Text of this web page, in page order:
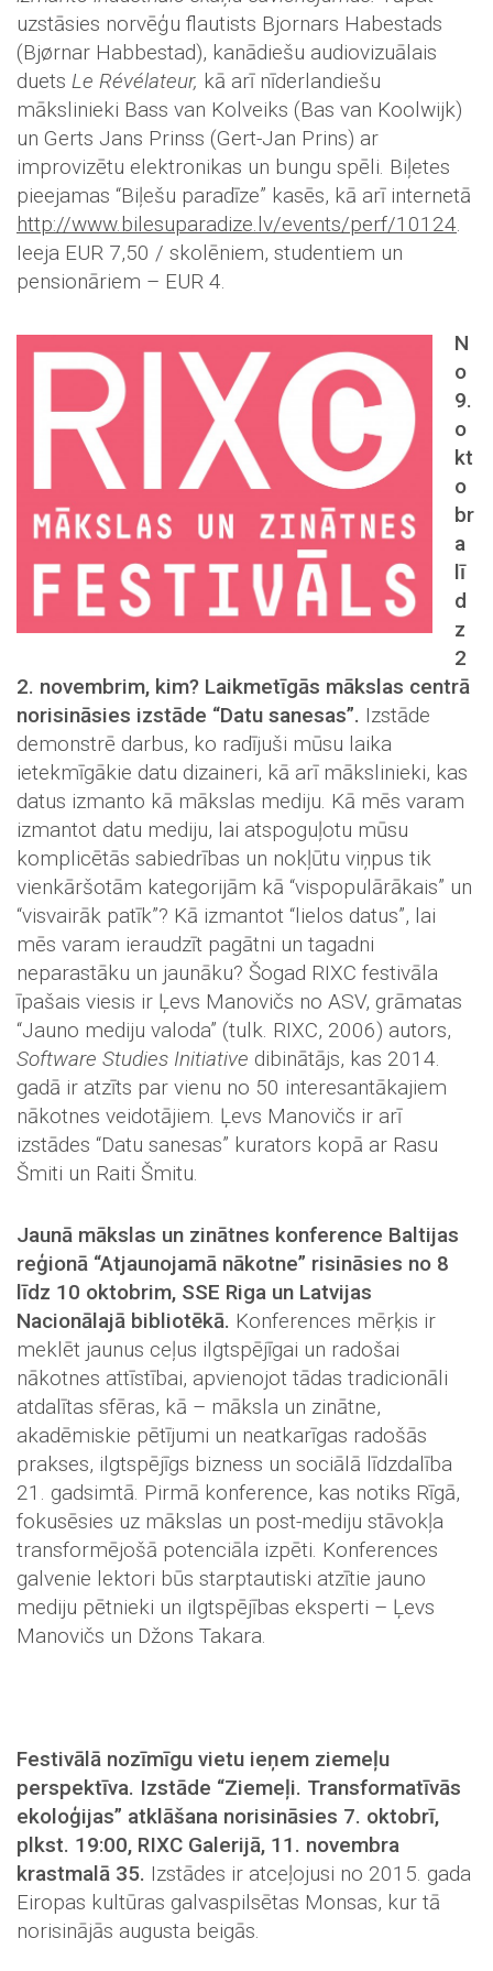
uzstāsies norvēģu flautists Bjornars Habestads
(Bjørnar Habbestad), kanādiešu audiovizuālais
duets Le Révélateur, kā arī nīderlandiešu
mākslinieki Bass van Kolveiks (Bas van Koolwijk)
un Gerts Jans Prinss (Gert-Jan Prins) ar
improvizētu elektronikas un bungu spēli. Biļetes
pieejamas “Biļešu paradīze” kasēs, kā arī internetā
http://www.bilesuparadize.lv/events/perf/10124.
Ieeja EUR 7,50 / skolēniem, studentiem un
pensionāriem – EUR 4.
N
o
9.
o
kt
o
br
a
lī
d
z
2
2. novembrim, kim? Laikmetīgās mākslas centrā
norisināsies izstāde “Datu sanesas”. Izstāde
demonstrē darbus, ko radījuši mūsu laika
ietekmīgākie datu dizaineri, kā arī mākslinieki, kas
datus izmanto kā mākslas mediju. Kā mēs varam
izmantot datu mediju, lai atspoguļotu mūsu
komplicētās sabiedrības un nokļūtu viņpus tik
vienkāršotām kategorijām kā “vispopulārākais” un
“visvairāk patīk”? Kā izmantot “lielos datus”, lai
mēs varam ieraudzīt pagātni un tagadni
neparastāku un jaunāku? Šogad RIXC festivāla
īpašais viesis ir Ļevs Manovičs no ASV, grāmatas
“Jauno mediju valoda” (tulk. RIXC, 2006) autors,
Software Studies Initiative dibinātājs, kas 2014.
gadā ir atzīts par vienu no 50 interesantākajiem
nākotnes veidotājiem. Ļevs Manovičs ir arī
izstādes “Datu sanesas” kurators kopā ar Rasu
Šmiti un Raiti Šmitu.
Jaunā mākslas un zinātnes konference Baltijas
reģionā “Atjaunojamā nākotne” risināsies no 8
līdz 10 oktobrim, SSE Riga un Latvijas
Nacionālajā bibliotēkā. Konferences mērķis ir
meklēt jaunus ceļus ilgtspējīgai un radošai
nākotnes attīstībai, apvienojot tādas tradicionāli
atdalītas sfēras, kā – māksla un zinātne,
akadēmiskie pētījumi un neatkarīgas radošās
prakses, ilgtspējīgs bizness un sociālā līdzdalība
21. gadsimtā. Pirmā konference, kas notiks Rīgā,
fokusēsies uz mākslas un post-mediju stāvokļa
transformējošā potenciāla izpēti. Konferences
galvenie lektori būs starptautiski atzītie jauno
mediju pētnieki un ilgtspējības eksperti – Ļevs
Manovičs un Džons Takara.
Festivālā nozīmīgu vietu ieņem ziemeļu
perspektīva. Izstāde “Ziemeļi. Transformatīvās
ekoloģijas” atklāšana norisināsies 7. oktobrī,
plkst. 19:00, RIXC Galerijā, 11. novembra
krastmalā 35. Izstādes ir atceļojusi no 2015. gada
Eiropas kultūras galvaspilsētas Monsas, kur tā
norisinājās augusta beigās.